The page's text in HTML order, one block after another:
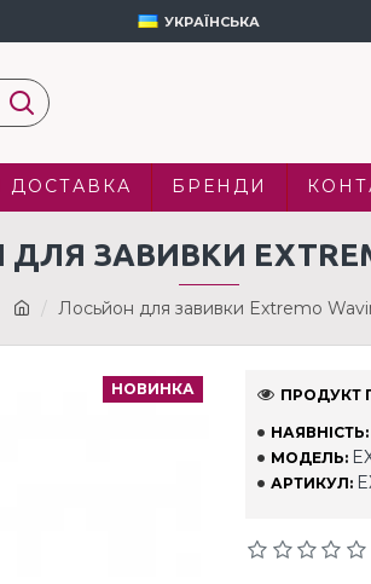
УКРАЇНСЬКА
ДОСТАВКА БРЕНДИ
Лосьйон для завивки Extremo
ЗАВИВКИ
НОВИНКА
НАЯВНІСТЬ:
МОДЕЛЬ:
АРТИКУЛ:
ПРОДУКТ